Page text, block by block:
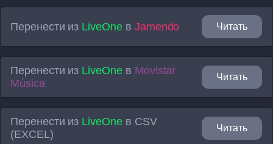
Перенести из LiveOneв Jamendo Читать
Перенести из LiveOneв Movistar
Música
Читать
Перенести из LiveOneв CSV
(EXCEL)
Читать